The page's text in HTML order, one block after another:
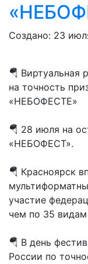
Создано: 23
🪂 Виртуальная
на точность
«НЕБОФЕСТЕ»
🪂 28 июля на
«НЕБОФЕСТ».
🪂 Красноярск
участие
чем по 35 видам
🪂 В день
России по